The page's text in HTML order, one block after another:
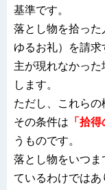
基準です。
落とし物を拾っ
ゆるお礼）を請
主が現れなかっ
します。
ただし、これらの
その条件は 「拾
うものです。
落とし物をいつ
ているわけでは